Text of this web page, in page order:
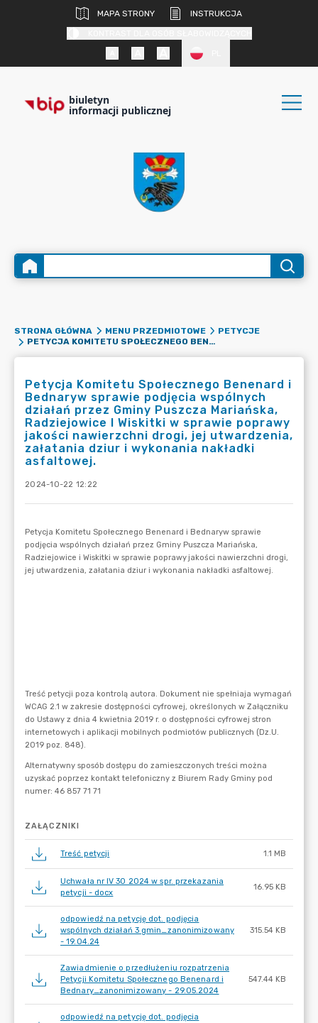
MAPA STRONY
INSTRUKCJA
biuletyn
informacji publicznej
STRONA GŁÓWNA MENU PRZEDMIOTOWE
PETYCJE
PETYCJA KOMITETU SPOŁECZNEGO BENENARD I BEDNARYW SPRAWIE PODJĘCIA WSPÓLNYCH DZIAŁAŃ PRZEZ GMINY PUSZCZA MARIAŃSKA, RADZIEJOWICE I WISKITKI W SPRAWIE POPRAWY JAKOŚCI NAWIERZCHNI DROGI, JEJ UTWARDZENIA, ZAŁATANIA DZIUR I WYKONANIA NAKŁADKI ASFALTOWEJ.
Petycja Komitetu Społecznego Benenard i
Bednaryw sprawie podjęcia wspólnych
działań przez Gminy Puszcza Mariańska,
Radziejowice I Wiskitki w sprawie poprawy
jakości nawierzchni drogi, jej utwardzenia,
załatania dziur i wykonania nakładki
asfaltowej.
2024-10-22 12:22
ZAŁĄCZNIKI
Treść petycji 1.1 MB
Uchwała nr IV 30 2024 w spr. przekazania
petycji - docx
16.95 KB
odpowiedź na petycję dot. podjęcia
wspólnych działań 3 gmin_zanonimizowany
- 19.04.24
315.54 KB
Zawiadmienie o przedłużeniu rozpatrzenia
Petycji Komitetu Społecznego Benenard i
Bednary_zanonimizowany - 29.05.2024
547.44 KB
odpowiedź na petycję dot. podjęcia